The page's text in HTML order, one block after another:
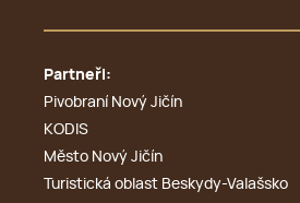
Partneři:
Pivobraní Nový Jičín
KODIS
Město Nový Jičín
Turistická oblast Beskydy-Valašsko